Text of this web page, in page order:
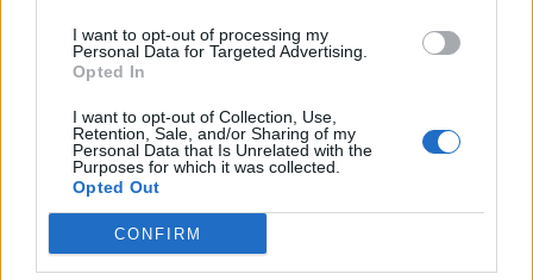
I want to opt-out of processing my
Personal Data for Targeted Advertising.
Opted In
I want to opt-out of Collection, Use,
Retention, Sale, and/or Sharing of my
Personal Data that Is Unrelated with the
Purposes for which it was collected.
Opted Out
CONFIRM